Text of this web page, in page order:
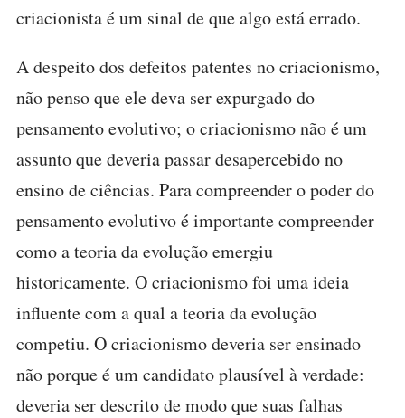
criacionista é um sinal de que algo está errado.
A despeito dos defeitos patentes no criacionismo,
não penso que ele deva ser expurgado do
pensamento evolutivo; o criacionismo não é um
assunto que deveria passar desapercebido no
ensino de ciências. Para compreender o poder do
pensamento evolutivo é importante compreender
como a teoria da evolução emergiu
historicamente. O criacionismo foi uma ideia
influente com a qual a teoria da evolução
competiu. O criacionismo deveria ser ensinado
não porque é um candidato plausível à verdade:
deveria ser descrito de modo que suas falhas